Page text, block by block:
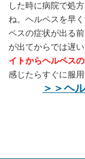
した時に病院で処
ね。ヘルペスを早
ペスの症状が出る
が出てからでは遅
イトからヘルペス
感じたらすぐに服
＞＞ヘ